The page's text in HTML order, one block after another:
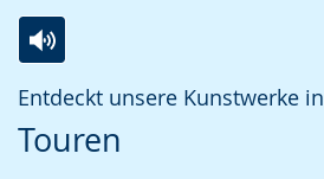
Entdeckt unsere Kunstwerke in
Touren
Leichten
Sprache
Audio-
Unterstützung.
Video
in